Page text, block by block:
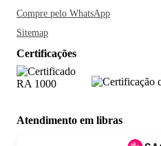
Compre pelo WhatsApp
Sitemap
Certificações
Atendimento em libras